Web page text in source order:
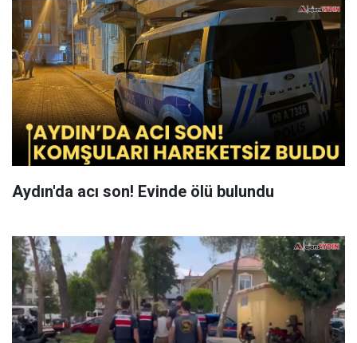
Aydın'da acı son! Evinde ölü bulundu